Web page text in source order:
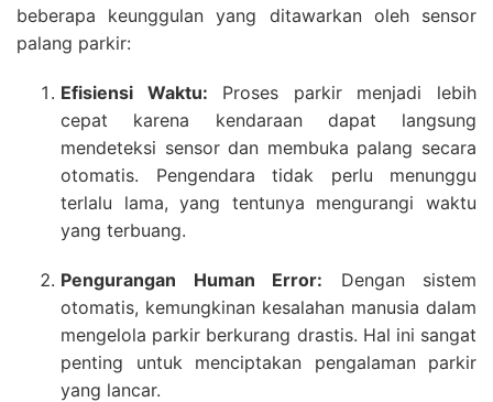
beberapa keunggulan yang ditawarkan oleh sensor
palang parkir:
Efisiensi Waktu: Proses parkir menjadi lebih
cepat karena kendaraan dapat langsung
mendeteksi sensor dan membuka palang secara
otomatis. Pengendara tidak perlu menunggu
terlalu lama, yang tentunya mengurangi waktu
yang terbuang.
Pengurangan Human Error: Dengan sistem
otomatis, kemungkinan kesalahan manusia dalam
mengelola parkir berkurang drastis. Hal ini sangat
penting untuk menciptakan pengalaman parkir
yang lancar.